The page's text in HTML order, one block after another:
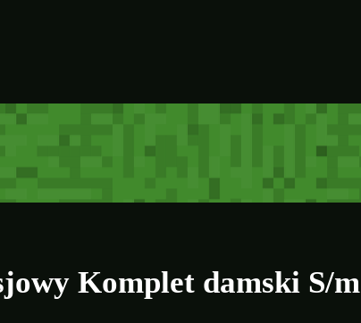
Komplet damski S/m